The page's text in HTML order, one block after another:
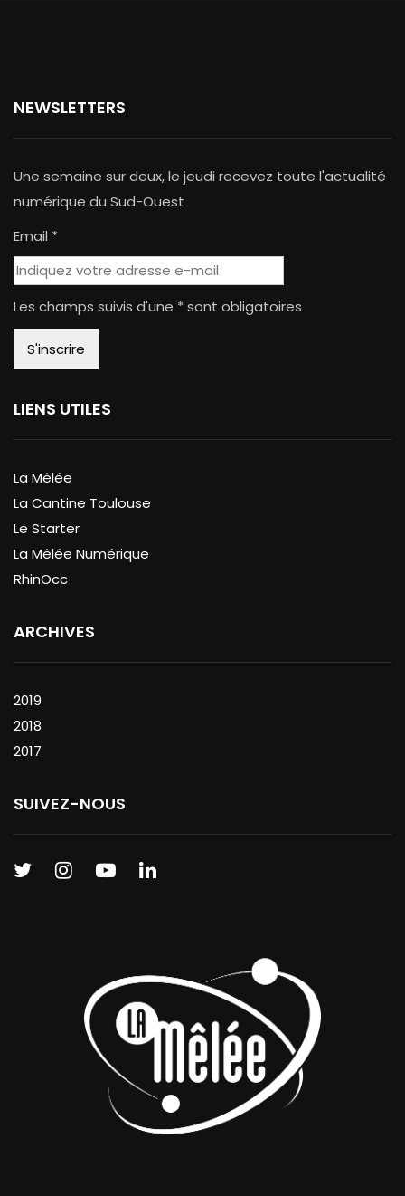
NEWSLETTERS
Une semaine sur deux, le jeudi recevez toute l'actualité
numérique du Sud-Ouest
Email *
Les champs suivis d'une * sont obligatoires
LIENS UTILES
La Mêlée
La Cantine Toulouse
Le Starter
La Mêlée Numérique
RhinOcc
ARCHIVES
2019
2018
2017
SUIVEZ-NOUS